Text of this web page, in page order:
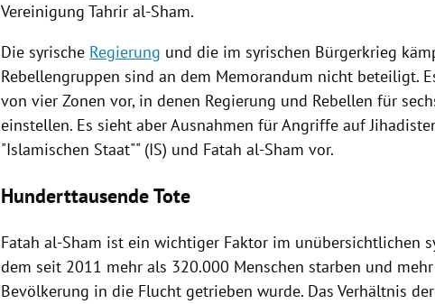
Vereinigung Tahrir al-Sham.
Die syrische Regierung und die im syrischen Bürgerkrieg
Rebellengruppen sind an dem Memorandum nicht beteiligt.
von vier Zonen vor, in denen Regierung und Rebellen für
einstellen. Es sieht aber Ausnahmen für Angriffe auf
"Islamischen Staat"" (IS) und Fatah al-Sham vor.
Hunderttausende Tote
Fatah al-Sham ist ein wichtiger Faktor im unübersichtlichen
dem seit 2011 mehr als 320.000 Menschen starben und
Bevölkerung in die Flucht getrieben wurde. Das Verhältnis